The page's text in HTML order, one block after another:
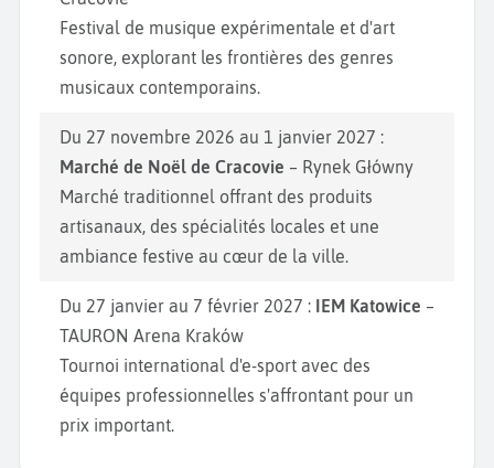
Festival de musique expérimentale et d'art
sonore, explorant les frontières des genres
musicaux contemporains.
Du 27 novembre 2026 au 1 janvier 2027 :
Marché de Noël de Cracovie – Rynek Główny
Marché traditionnel offrant des produits
artisanaux, des spécialités locales et une
ambiance festive au cœur de la ville.
Du 27 janvier au 7 février 2027 : IEM Katowice –
TAURON Arena Kraków
Tournoi international d'e-sport avec des
équipes professionnelles s'affrontant pour un
prix important.